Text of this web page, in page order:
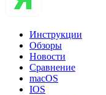
Инструкции
Обзоры
Новости
Сравнение
macOS
IOS